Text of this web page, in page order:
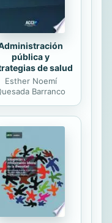
pública y
de salud
Esther Noemí
Barranco